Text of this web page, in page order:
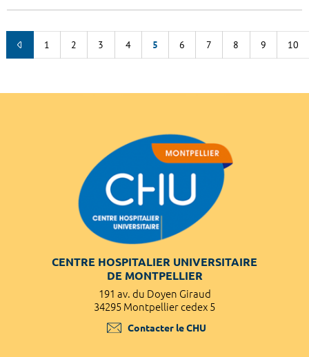
1 2 3 4 5 6 7 8 9 10
CENTRE HOSPITALIER UNIVERSITAIRE
DE MONTPELLIER
191 av. du Doyen Giraud
34295 Montpellier cedex 5
Contacter le CHU